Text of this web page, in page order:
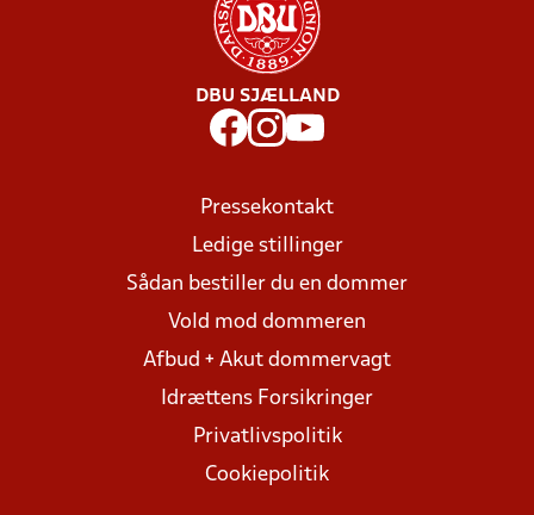
DBU SJÆLLAND
Pressekontakt
Ledige stillinger
Sådan bestiller du en dommer
Vold mod dommeren
Afbud + Akut dommervagt
Idrættens Forsikringer
Privatlivspolitik
Cookiepolitik